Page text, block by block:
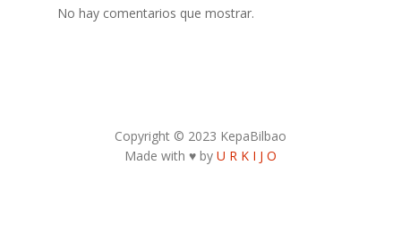
No hay comentarios que mostrar.
Copyright © 2023 KepaBilbao
Made with ♥ by U R K I J O